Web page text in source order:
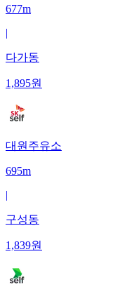
677m
|
다가동
1,895원
대원주유소
695m
|
구성동
1,839원